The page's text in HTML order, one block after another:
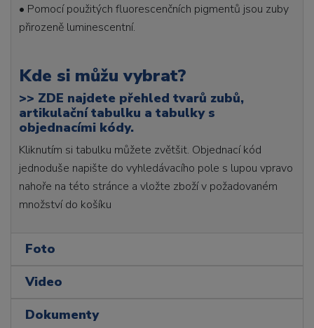
• Pomocí použitých fluorescenčních pigmentů jsou zuby
přirozeně luminescentní.
Kde si můžu vybrat?
>> ZDE najdete přehled tvarů zubů,
artikulační tabulku a tabulky s
objednacími kódy.
Kliknutím si tabulku můžete zvětšit. Objednací kód
jednoduše napište do vyhledávacího pole s lupou vpravo
nahoře na této stránce a vložte zboží v požadovaném
množství do košíku
Foto
Video
Dokumenty